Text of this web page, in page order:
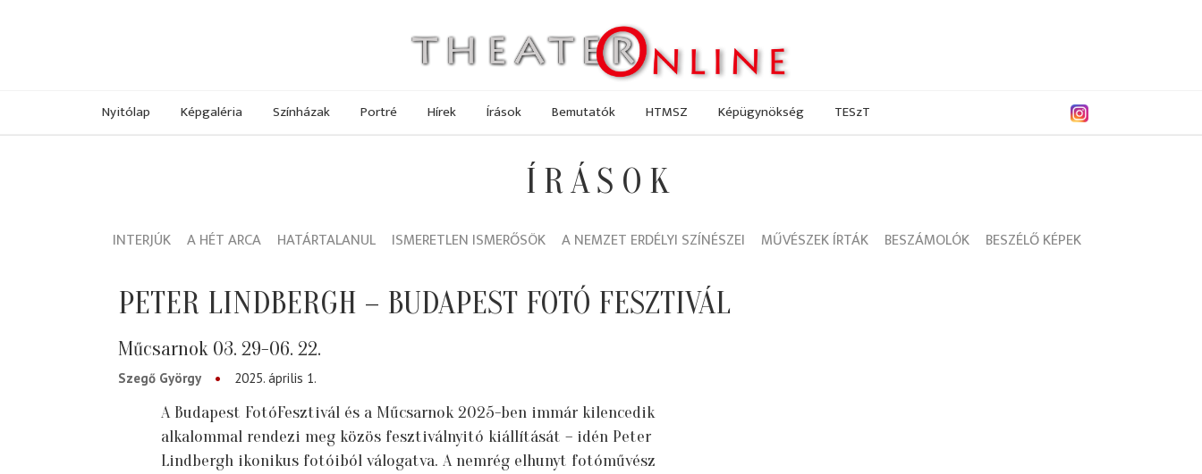
Nyitólap Képgaléria Színházak Portré Hírek Írások Bemutatók HTMSZ Képügynökség TESzT
ÍRÁSOK
INTERJÚK A HÉT ARCA HATÁRTALANUL ISMERETLEN ISMERŐSÖK A NEMZET ERDÉLYI SZÍNÉSZEI MŰVÉSZEK ÍRTÁK BESZÁMOLÓK BESZÉLŐ KÉPEK
PETER LINDBERGH – BUDAPEST FOTÓ FESZTIVÁL
Műcsarnok 03. 29-06. 22.
Szegő György 2025. április 1.
A Budapest FotóFesztivál és a Műcsarnok 2025-ben immár kilencedik
alkalommal rendezi meg közös fesztiválnyitó kiállítását – idén Peter
Lindbergh ikonikus fotóiból válogatva. A nemrég elhunyt fotóművész